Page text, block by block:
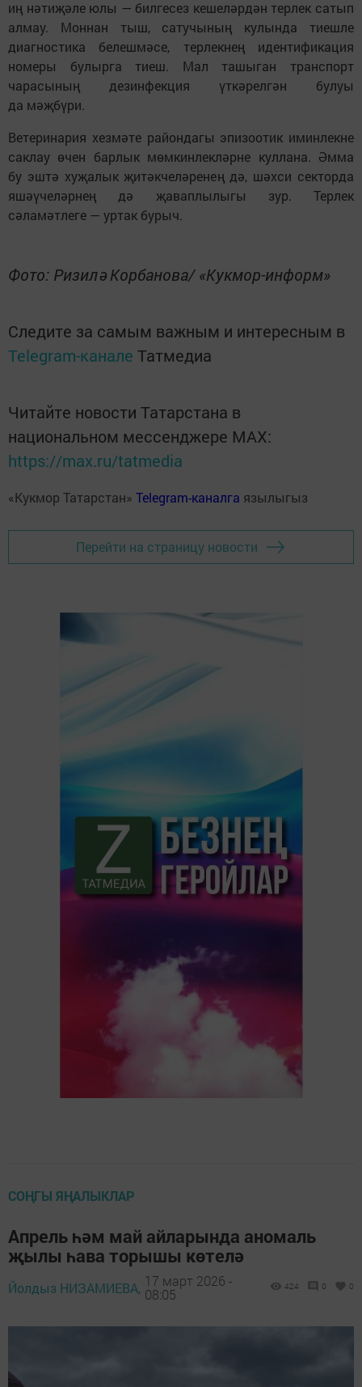
иң нәтиҗәле юлы — билгесез кешеләрдән терлек сатып
алмау. Моннан тыш, сатучының кулында тиешле
диагностика белешмәсе, терлекнең идентификация
номеры булырга тиеш. Мал ташыган транспорт
чарасының дезинфекция үткәрелгән булуы
да мәҗбүри.
Ветеринария хезмәте райондагы эпизоотик иминлекне
саклау өчен барлык мөмкинлекләрне куллана. Әмма
бу эштә хуҗалык җитәкчеләренең дә, шәхси секторда
яшәүчеләрнең дә җаваплылыгы зур. Терлек
сәламәтлеге — уртак бурыч.
Фото: Ризилә Корбанова/ «Кукмор-информ»
Следите за самым важным и интересным в
Telegram-канале Татмедиа
Читайте новости Татарстана в
национальном мессенджере MАХ:
https://max.ru/tatmedia
«Кукмор Татарстан» Telegram-каналга язылыгыз
Перейти на страницу новости
СОҢГЫ ЯҢАЛЫКЛАР
Апрель һәм май айларында аномаль
җылы һава торышы көтелә
Йолдыз НИЗАМИЕВА, 17 март 2026 -
08:05
424 0 0